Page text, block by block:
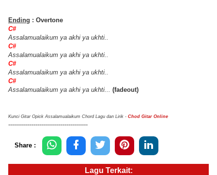
Ending : Overtone
C#
Assalamualaikum ya akhi ya ukhti..
C#
Assalamualaikum ya akhi ya ukhti..
C#
Assalamualaikum ya akhi ya ukhti..
C#
Assalamualaikum ya akhi ya ukhti...
(fadeout)
Kunci Gitar Opick Assalamualaikum Chord Lagu dan Lirik - Chod Gitar Online
-----------------------------------------
Share :
Lagu Terkait: